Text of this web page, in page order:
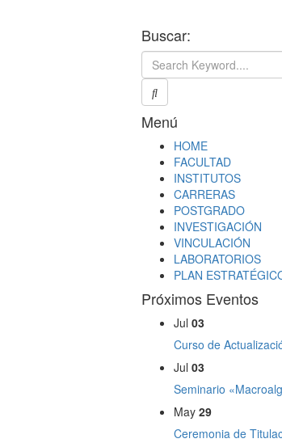
Buscar:
Menú
HOME
FACULTAD
INSTITUTOS
CARRERAS
POSTGRADO
INVESTIGACIÓN
VINCULACIÓN
LABORATORIOS
PLAN
Próximos Eventos
Jul 03
Curso de
Jul 03
Seminario
May 29
Ceremonia de